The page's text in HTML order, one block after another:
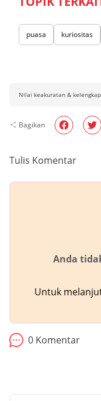
puasa kuriositas
Nilai keakuratan &
Bagikan
Tulis Komentar
Anda
Untuk
0 Komentar